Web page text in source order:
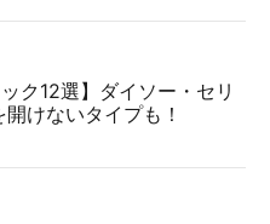
ック12選】ダイソー・セリ
けないタイプも！